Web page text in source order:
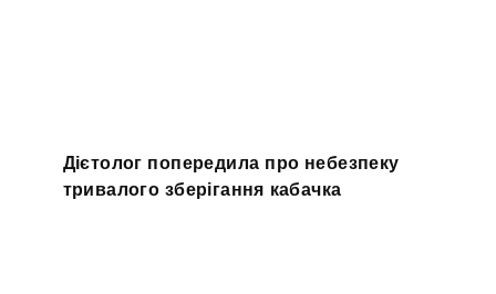
Дієтолог попередила про небезпеку
тривалого зберігання кабачка